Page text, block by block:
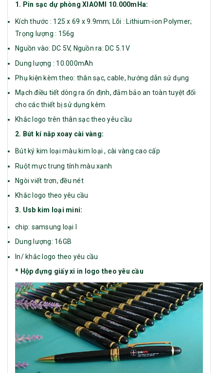
1. Pin sạc dự phòng XIAOMI 10.000mHa:
Kích thước : 125 x 69 x 9.9mm; Lõi : Lithium-ion Polymer;
Trọng lượng : 156g
Nguồn vào: DC 5V, Nguồn ra: DC 5.1V
Dung lượng : 10.000mAh
Phụ kiện kèm theo: thân sạc, cable, hướng dẫn sử dụng
Mạch điều tiết dòng ra ổn định, đảm bảo an toàn tuyệt đối
cho các thiết bị sử dụng kèm.
Khắc logo trên thân sạc theo yêu cầu
2. Bút kí nắp xoay cài vàng:
Bút ký kim loại màu kim loại , cài vàng cao cấp
Ruột mực trung tính màu xanh
Ngòi viết trơn, đều nét
Khắc logo theo yêu cầu
3. Usb kim loại mini:
chip: samsung loại I
Dung lượng: 16GB
In/ khắc logo theo yêu cầu
* Hộp đựng giấy xi in logo theo yêu cầu